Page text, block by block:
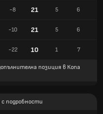
-8 21 5 6
-10 21 5 6
-22 10 1 7
позиция в Копа
подробности